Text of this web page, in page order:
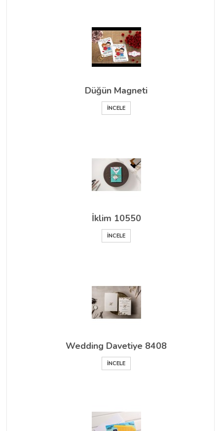
Düğün Magneti
İNCELE
İklim 10550
İNCELE
Wedding Davetiye 8408
İNCELE